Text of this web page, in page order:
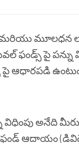
మరియు మూలధన
ఫండ్స్ పై పన్ను
ఆధారపడి
విధింపు అనేది
ఆదాయం